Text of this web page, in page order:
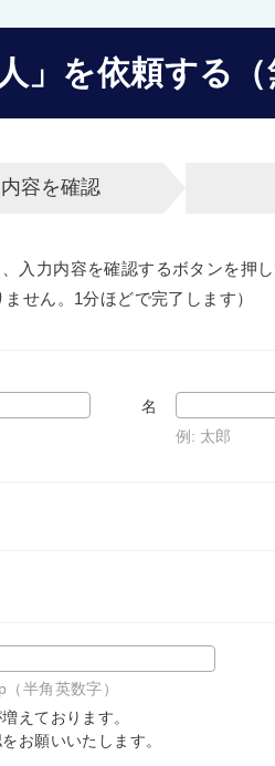
」を依頼する
内容を確認
入力内容を確認するボタンを押
せん。1分ほどで完了します）
名
例: 太郎
半角英数字）
えております。
お願いいたします。